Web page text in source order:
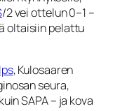
/2 vei ottelun 0–1 –
oltaisiin pelattu
, Kulosaaren
seura,
SAPA – ja kova